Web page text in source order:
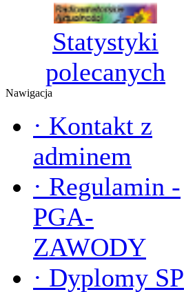
Statystyki
polecanych
Nawigacja
· Kontakt z
adminem
· Regulamin -
PGA-
ZAWODY
· Dyplomy SP